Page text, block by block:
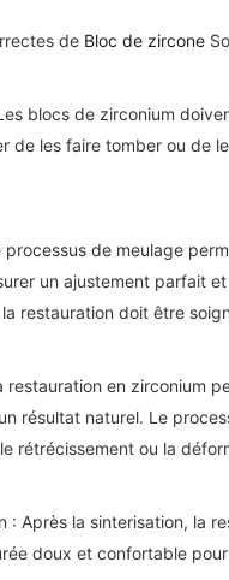
de Bloc de zircone
blocs de zirconium
de les faire tomber ou de
de meulage
un ajustement parfait
restauration doit être
restauration en zirconium
résultat naturel. Le
rétrécissement ou la
: Après la sinterisation, la
doux et confortable